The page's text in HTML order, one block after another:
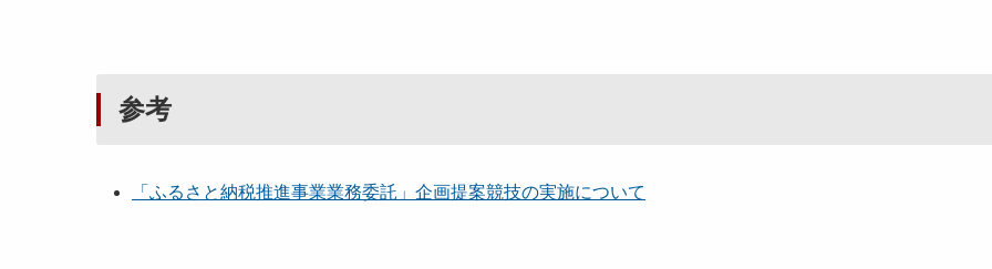
参考
「ふるさと納税推進事業業務委託」企画提案競技の実施について